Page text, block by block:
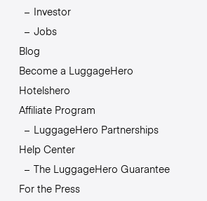
Investor
Jobs
Blog
Become a LuggageHero
Hotelshero
Affiliate Program
LuggageHero Partnerships
Help Center
The LuggageHero Guarantee
For the Press